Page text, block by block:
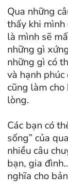
Qua những
thấy khi
là mình sẽ
những gì
những gì có
và hạnh
cũng làm
lòng.
Các bạn có
sống” của
nhiều câu
bạn, gia
nghĩa cho